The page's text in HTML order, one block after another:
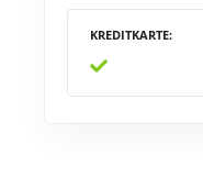
KREDITKARTE